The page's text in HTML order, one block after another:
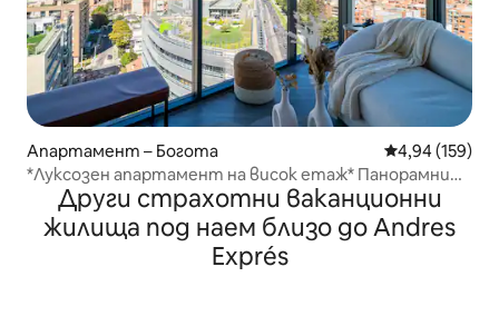
Апартамент – Богота Средна
4,94 (159)
*Луксозен апартамент на висок етаж* Панорамни
гледки, басейн и паркинг
Други страхотни ваканционни
жилища под наем близо до Andres
Exprés